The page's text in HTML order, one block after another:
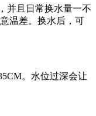
并且日常换水量一不
温差。换水后，可
。水位过深会让